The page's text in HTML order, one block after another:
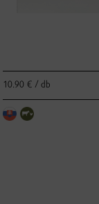
10.90 € / db